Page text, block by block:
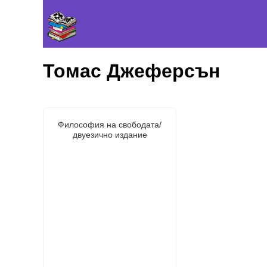
Томас Джеферсън
Философия на свободата/
двуезично издание